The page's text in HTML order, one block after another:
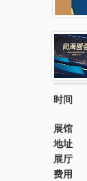
时间
展馆
地址
展厅
费用